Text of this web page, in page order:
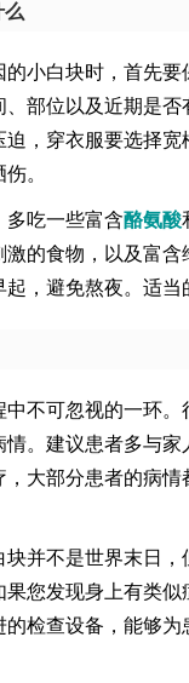
么
小白块时，首先
部位以及近期是
，穿衣服要选择
。
多吃一些富含酪氨酸
的食物，以及富
，避免熬夜。适
不可忽视的一环
。建议患者多与
大部分患者的病
并不是世界末日
您发现身上有类
检查设备，能够